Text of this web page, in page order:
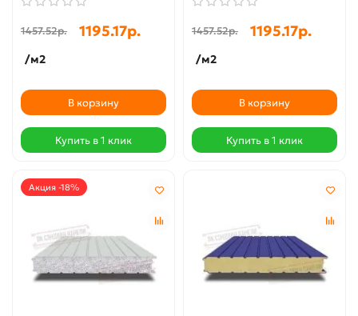
1457.52р. 1195.17р.
/м2
В корзину
Купить в 1 клик
1457.52р. 1195.17р.
/м2
В корзину
Купить в 1 клик
Акция -18%